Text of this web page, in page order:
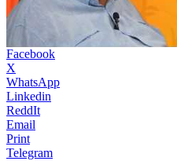
Facebook
X
WhatsApp
Linkedin
ReddIt
Email
Print
Telegram